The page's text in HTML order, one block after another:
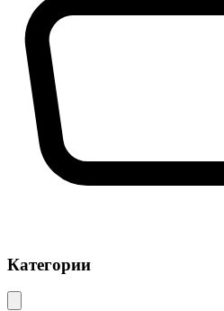
Категории